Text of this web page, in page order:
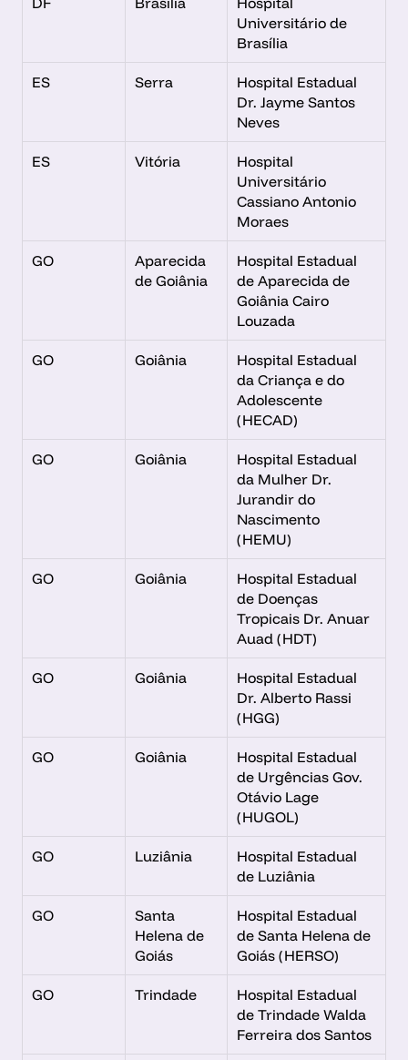
Universitário de
Brasília
ES Serra
Hospital Estadual
Dr. Jayme Santos
Neves
ES Vitória
Hospital
Universitário
Cassiano Antonio
Moraes
GO
Aparecida
de Goiânia
Hospital Estadual
de Aparecida de
Goiânia Cairo
Louzada
GO Goiânia
Hospital Estadual
da Criança e do
Adolescente
(HECAD)
GO Goiânia
Hospital Estadual
da Mulher Dr.
Jurandir do
Nascimento
(HEMU)
GO Goiânia
Hospital Estadual
de Doenças
Tropicais Dr. Anuar
Auad (HDT)
GO Goiânia
Hospital Estadual
Dr. Alberto Rassi
(HGG)
GO Goiânia
Hospital Estadual
de Urgências Gov.
Otávio Lage
(HUGOL)
GO Luziânia
Hospital Estadual
de Luziânia
GO
Santa
Helena de
Goiás
Hospital Estadual
de Santa Helena de
Goiás (HERSO)
GO Trindade
Hospital Estadual
de Trindade Walda
Ferreira dos Santos